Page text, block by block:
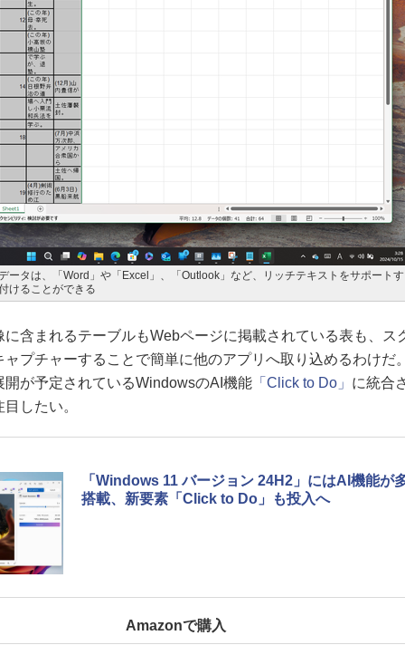
ータは、「Word」や「Excel」、「Outlook」など、リッチテキストをサポート
けることができる
含まれるテーブルもWebページに掲載されている表も、ス
ャプチャーすることで簡単に他のアプリへ取り込めるわけだ
開が予定されているWindowsのAI機能 「Click to Do」 に統合
したい。
「Windows 11 バージョン 24H2」にはAI機能が
搭載、新要素「Click to Do」も投入へ
Amazonで購入